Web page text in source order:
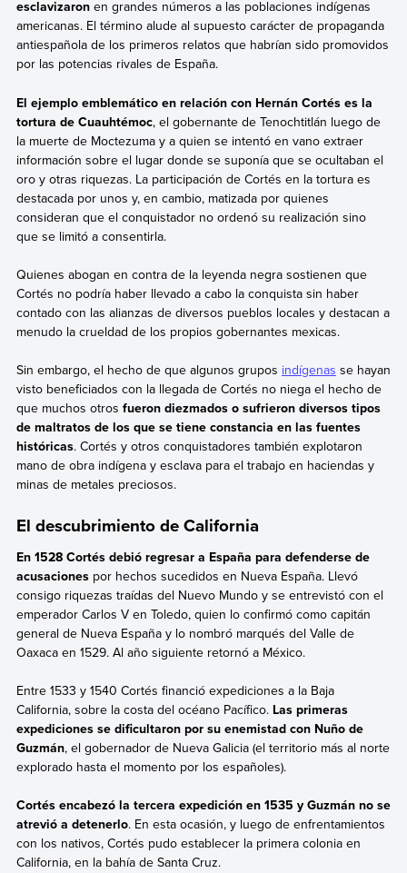
esclavizaronen grandes números a las poblaciones indígenas
americanas. El término alude al supuesto carácter de propaganda
antiespañola de los primeros relatos que habrían sido promovidos
por las potencias rivales de España.
El ejemplo emblemático en relación con Hernán Cortés es la
tortura de Cuauhtémoc, el gobernante de Tenochtitlán luego de
la muerte de Moctezuma y a quien se intentó en vano extraer
información sobre el lugar donde se suponía que se ocultaban el
oro y otras riquezas. La participación de Cortés en la tortura es
destacada por unos y, en cambio, matizada por quienes
consideran que el conquistador no ordenó su realización sino
que se limitó a consentirla.
Quienes abogan en contra de la leyenda negra sostienen que
Cortés no podría haber llevado a cabo la conquista sin haber
contado con las alianzas de diversos pueblos locales y destacan a
menudo la crueldad de los propios gobernantes mexicas.
Sin embargo, el hecho de que algunos grupos indígenas se hayan
visto beneficiados con la llegada de Cortés no niega el hecho de
que muchos otros fueron diezmados o sufrieron diversos tipos
de maltratos de los que se tiene constancia en las fuentes
históricas. Cortés y otros conquistadores también explotaron
mano de obra indígena y esclava para el trabajo en haciendas y
minas de metales preciosos.
El descubrimiento de California
En 1528 Cortés debió regresar a España para defenderse de
acusacionespor hechos sucedidos en Nueva España. Llevó
consigo riquezas traídas del Nuevo Mundo y se entrevistó con el
emperador Carlos V en Toledo, quien lo confirmó como capitán
general de Nueva España y lo nombró marqués del Valle de
Oaxaca en 1529. Al año siguiente retornó a México.
Entre 1533 y 1540 Cortés financió expediciones a la Baja
California, sobre la costa del océano Pacífico. Las primeras
expediciones se dificultaron por su enemistad con Nuño de
Guzmán, el gobernador de Nueva Galicia (el territorio más al norte
explorado hasta el momento por los españoles).
Cortés encabezó la tercera expedición en 1535 y Guzmán no se
atrevió a detenerlo. En esta ocasión, y luego de enfrentamientos
con los nativos, Cortés pudo establecer la primera colonia en
California, en la bahía de Santa Cruz.